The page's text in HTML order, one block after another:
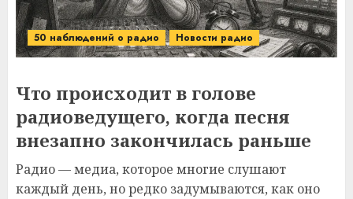
50 наблюдений о радио Новости радио
Что происходит в голове
радиоведущего, когда песня
внезапно закончилась раньше
Радио — медиа, которое многие слушают
каждый день, но редко задумываются, как оно